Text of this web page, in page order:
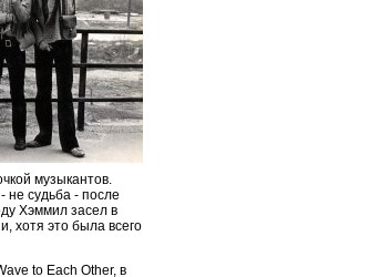
музыкантов.
не судьба - после
Хэммил засел в
хотя это была всего
to Each Other, в